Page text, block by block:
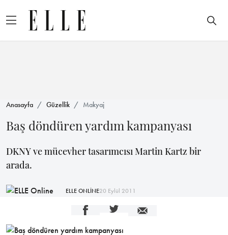
Anasayfa Güzellik Makyaj
Baş döndüren yardım kampanyası
DKNY ve mücevher tasarımcısı Martin Kartz bir
arada.
ELLE ONLİNE20 Eylül 2011